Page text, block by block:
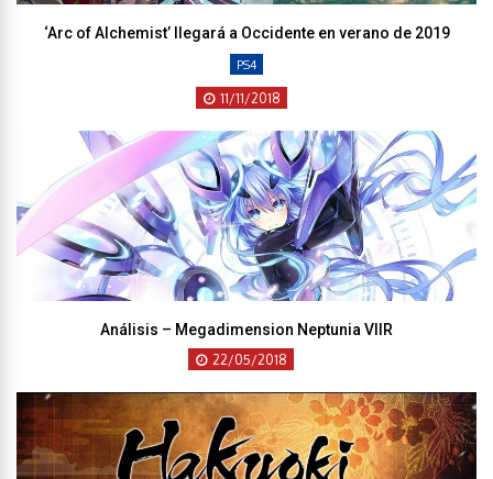
‘Arc of Alchemist’ llegará a Occidente en verano de 2019
PS4
11/11/2018
Análisis – Megadimension Neptunia VIIR
22/05/2018